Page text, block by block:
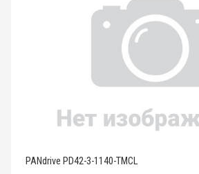
PANdrive PD42-3-1140-TMCL